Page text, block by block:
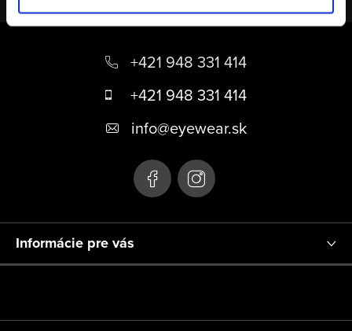
Z
+421 948 331 414
+421 948 331 414
info@eyewear.sk
Informácie pre vás